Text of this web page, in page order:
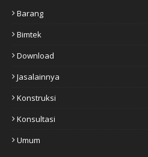
Barang
Bimtek
Download
Jasalainnya
Konstruksi
Konsultasi
Umum